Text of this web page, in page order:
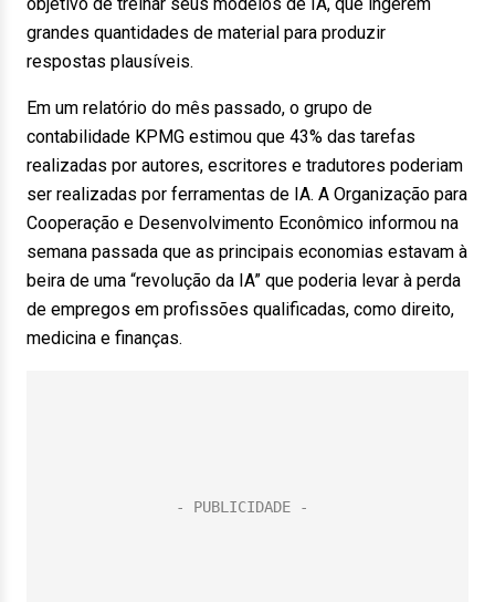
grandes quantidades de material para produzir
respostas plausíveis.
Em um relatório do mês passado, o grupo de
contabilidade KPMG estimou que 43% das tarefas
realizadas por autores, escritores e tradutores poderiam
ser realizadas por ferramentas de IA. A Organização para
Cooperação e Desenvolvimento Econômico informou na
semana passada que as principais economias estavam à
beira de uma “revolução da IA” que poderia levar à perda
de empregos em profissões qualificadas, como direito,
medicina e finanças.